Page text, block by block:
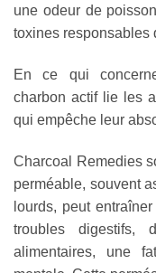
une odeur de
toxines responsables
En ce qui
charbon actif lie les
qui empêche leur
Charcoal Remedies
perméable, souvent
lourds, peut
troubles digestifs,
alimentaires, une